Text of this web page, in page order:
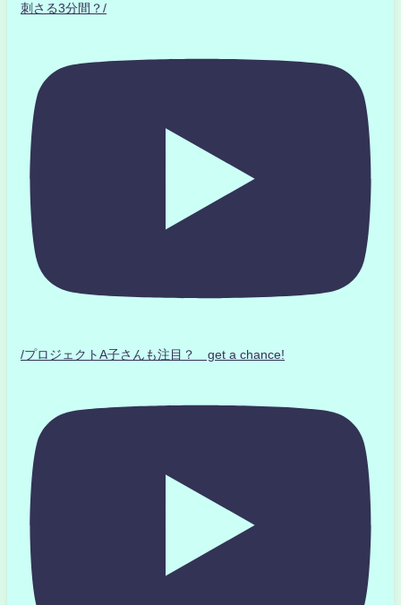
刺さる3分間？/
/プロジェクトA子さんも注目？ get a chance!